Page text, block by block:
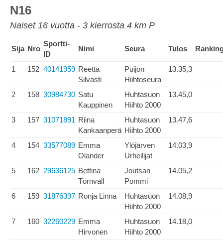
N16
Naiset 16 vuotta - 3 kierrosta 4 km P
Sija Nro
Sportti-
ID
Nimi Seura Tulos
1 152 40141959 Reetta
Silvasti
Puijon
Hiihtoseura
13.35,3
2 158 30984730 Satu
Kauppinen
Huhtasuon
Hiihto 2000
13.45,0
3 157 31071891 Riina
Kankaanperä
Huhtasuon
Hiihto 2000
13.47,6
4 154 33577089 Emma
Olander
Ylöjärven
Urheilijat
14.03,9
5 162 29636125 Bettina
Törnvall
Joutsan
Pommi
14.05,2
6 159 31876397 Ronja Linna
Huhtasuon
Hiihto 2000
14.08,9
7 160 32260229 Emma
Hirvonen
Huhtasuon
Hiihto 2000
14.18,0